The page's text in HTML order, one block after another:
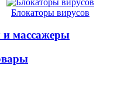
Блокаторы вирусов
массажеры